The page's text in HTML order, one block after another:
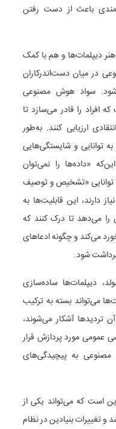
باعث از دست رفتن
دیپلمات‌ها و هم با کمک
در میان دست‌اندرکاران
سواد هوش مصنوعی
افراد را قادر می‌سازد تا
ارزیابی کنند. به‌طور
توانایی و شایستگی‌هایی
«داده‌ها را نمی‌توان
توانایی «تشخیص و توصیف
دارند، این قابلیت‌ها به
می‌دهد تا درک کنند که
می‌کند و چگونه ادعاهای
شود.
دیپلمات‌ها ساده‌سازی
می‌تواند بسته به ترکیب
آشکار می‌شوند،
عمومی مورد پردازش قرار
به پیچیدگی‌های
است که می‌تواند یکی از
تغییرات بنیادین در نظام